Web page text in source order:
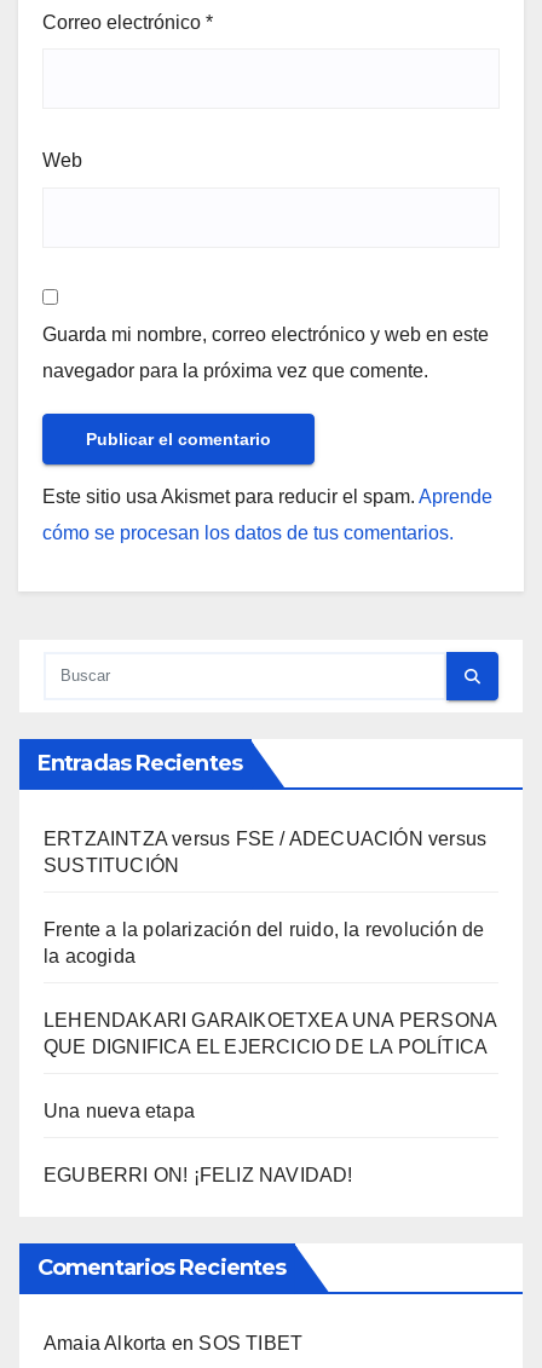
Correo electrónico *
Web
Guarda mi nombre, correo electrónico y web en este
navegador para la próxima vez que comente.
Este sitio usa Akismet para reducir el spam. Aprende
cómo se procesan los datos de tus comentarios.
Entradas Recientes
ERTZAINTZA versus FSE / ADECUACIÓN versus
SUSTITUCIÓN
Frente a la polarización del ruido, la revolución de
la acogida
LEHENDAKARI GARAIKOETXEA UNA PERSONA
QUE DIGNIFICA EL EJERCICIO DE LA POLÍTICA
Una nueva etapa
EGUBERRI ON! ¡FELIZ NAVIDAD!
Comentarios Recientes
Amaia Alkorta en SOS TIBET